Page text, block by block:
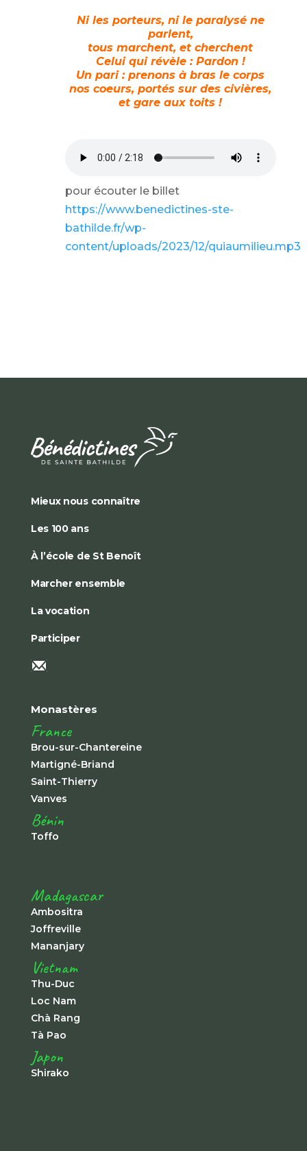
Ni les porteurs, ni le paralysé ne
parlent,
tous marchent, et cherchent
Celui qui révèle : Pardon !
Un pari : prenons à bras le corps
nos coeurs, portés sur des civières,
et gare aux toits !
pour écouter le billet
https://www.benedictines-ste-
bathilde.fr/wp-
content/uploads/2023/12/quiaumilieu.mp3
Mieux nous connaître
Les 100 ans
À l’école de St Benoît
Marcher ensemble
La vocation
Participer
Monastères
France
Brou-sur-Chantereine
Martigné-Briand
Saint-Thierry
Vanves
Bénin
Toffo
Madagascar
Ambositra
Joffreville
Mananjary
Vietnam
Thu-Duc
Loc Nam
Chà Rang
Tà Pao
Japon
Shirako